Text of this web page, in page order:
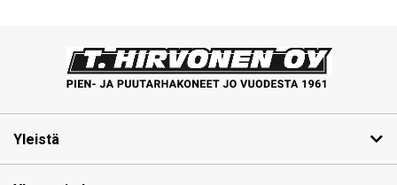
Yleistä